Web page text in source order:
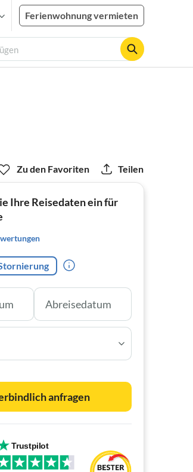
Ferienwohnung vermieten
Zu den Favoriten Teilen
Ihre Reisedaten ein für
anfragen